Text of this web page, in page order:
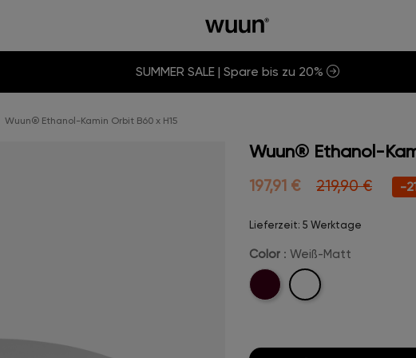
SUMMER SALE | Spare bis zu 20%
Wuun® Ethanol-Kamin Orbit B60 x H15
Wuun® Ethanol-
197,91 € 219,90 € -
Lieferzeit: 5 Werktage
Color : Weiß-Matt
Schwarz-Weiß-
Matt